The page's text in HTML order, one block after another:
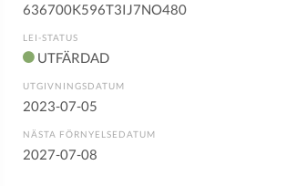
636700K596T3IJ7NO480
LEI-STATUS
UTFÄRDAD
UTGIVNINGSDATUM
2023-07-05
NÄSTA FÖRNYELSEDATUM
2027-07-08